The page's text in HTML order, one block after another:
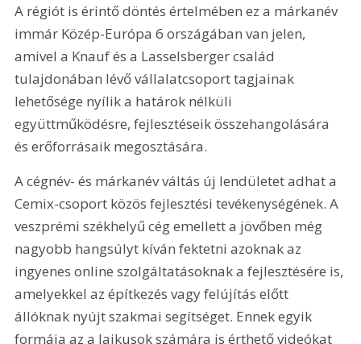
A régiót is érintő döntés értelmében ez a márkanév
immár Közép-Európa 6 országában van jelen,
amivel a Knauf és a Lasselsberger család
tulajdonában lévő vállalatcsoport tagjainak
lehetősége nyílik a határok nélküli
együttműködésre, fejlesztéseik összehangolására
és erőforrásaik megosztására.
A cégnév- és márkanév váltás új lendületet adhat a
Cemix-csoport közös fejlesztési tevé­kenységének. A
veszprémi székhelyű cég emellett a jövőben még
nagyobb hangsúlyt kíván fektetni azoknak az
ingyenes online szolgáltatásoknak a fejlesztésére is,
amelyekkel az építkezés vagy felújítás előtt
állóknak nyújt szakmai segítséget. Ennek egyik
formája az a laikusok számára is érthető videókat